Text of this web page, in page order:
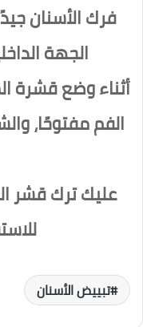
فرك الأسنان
الجهة
أثناء وضع قشرة
الفم مفتوحًا،
تبييض الأسنان